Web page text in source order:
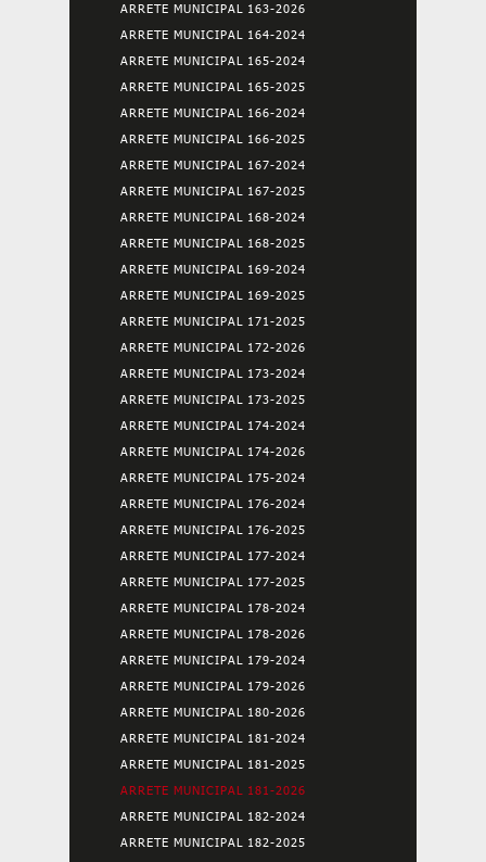
ARRETE MUNICIPAL 163-2026
ARRETE MUNICIPAL 164-2024
ARRETE MUNICIPAL 165-2024
ARRETE MUNICIPAL 165-2025
ARRETE MUNICIPAL 166-2024
ARRETE MUNICIPAL 166-2025
ARRETE MUNICIPAL 167-2024
ARRETE MUNICIPAL 167-2025
ARRETE MUNICIPAL 168-2024
ARRETE MUNICIPAL 168-2025
ARRETE MUNICIPAL 169-2024
ARRETE MUNICIPAL 169-2025
ARRETE MUNICIPAL 171-2025
ARRETE MUNICIPAL 172-2026
ARRETE MUNICIPAL 173-2024
ARRETE MUNICIPAL 173-2025
ARRETE MUNICIPAL 174-2024
ARRETE MUNICIPAL 174-2026
ARRETE MUNICIPAL 175-2024
ARRETE MUNICIPAL 176-2024
ARRETE MUNICIPAL 176-2025
ARRETE MUNICIPAL 177-2024
ARRETE MUNICIPAL 177-2025
ARRETE MUNICIPAL 178-2024
ARRETE MUNICIPAL 178-2026
ARRETE MUNICIPAL 179-2024
ARRETE MUNICIPAL 179-2026
ARRETE MUNICIPAL 180-2026
ARRETE MUNICIPAL 181-2024
ARRETE MUNICIPAL 181-2025
ARRETE MUNICIPAL 181-2026
ARRETE MUNICIPAL 182-2024
ARRETE MUNICIPAL 182-2025